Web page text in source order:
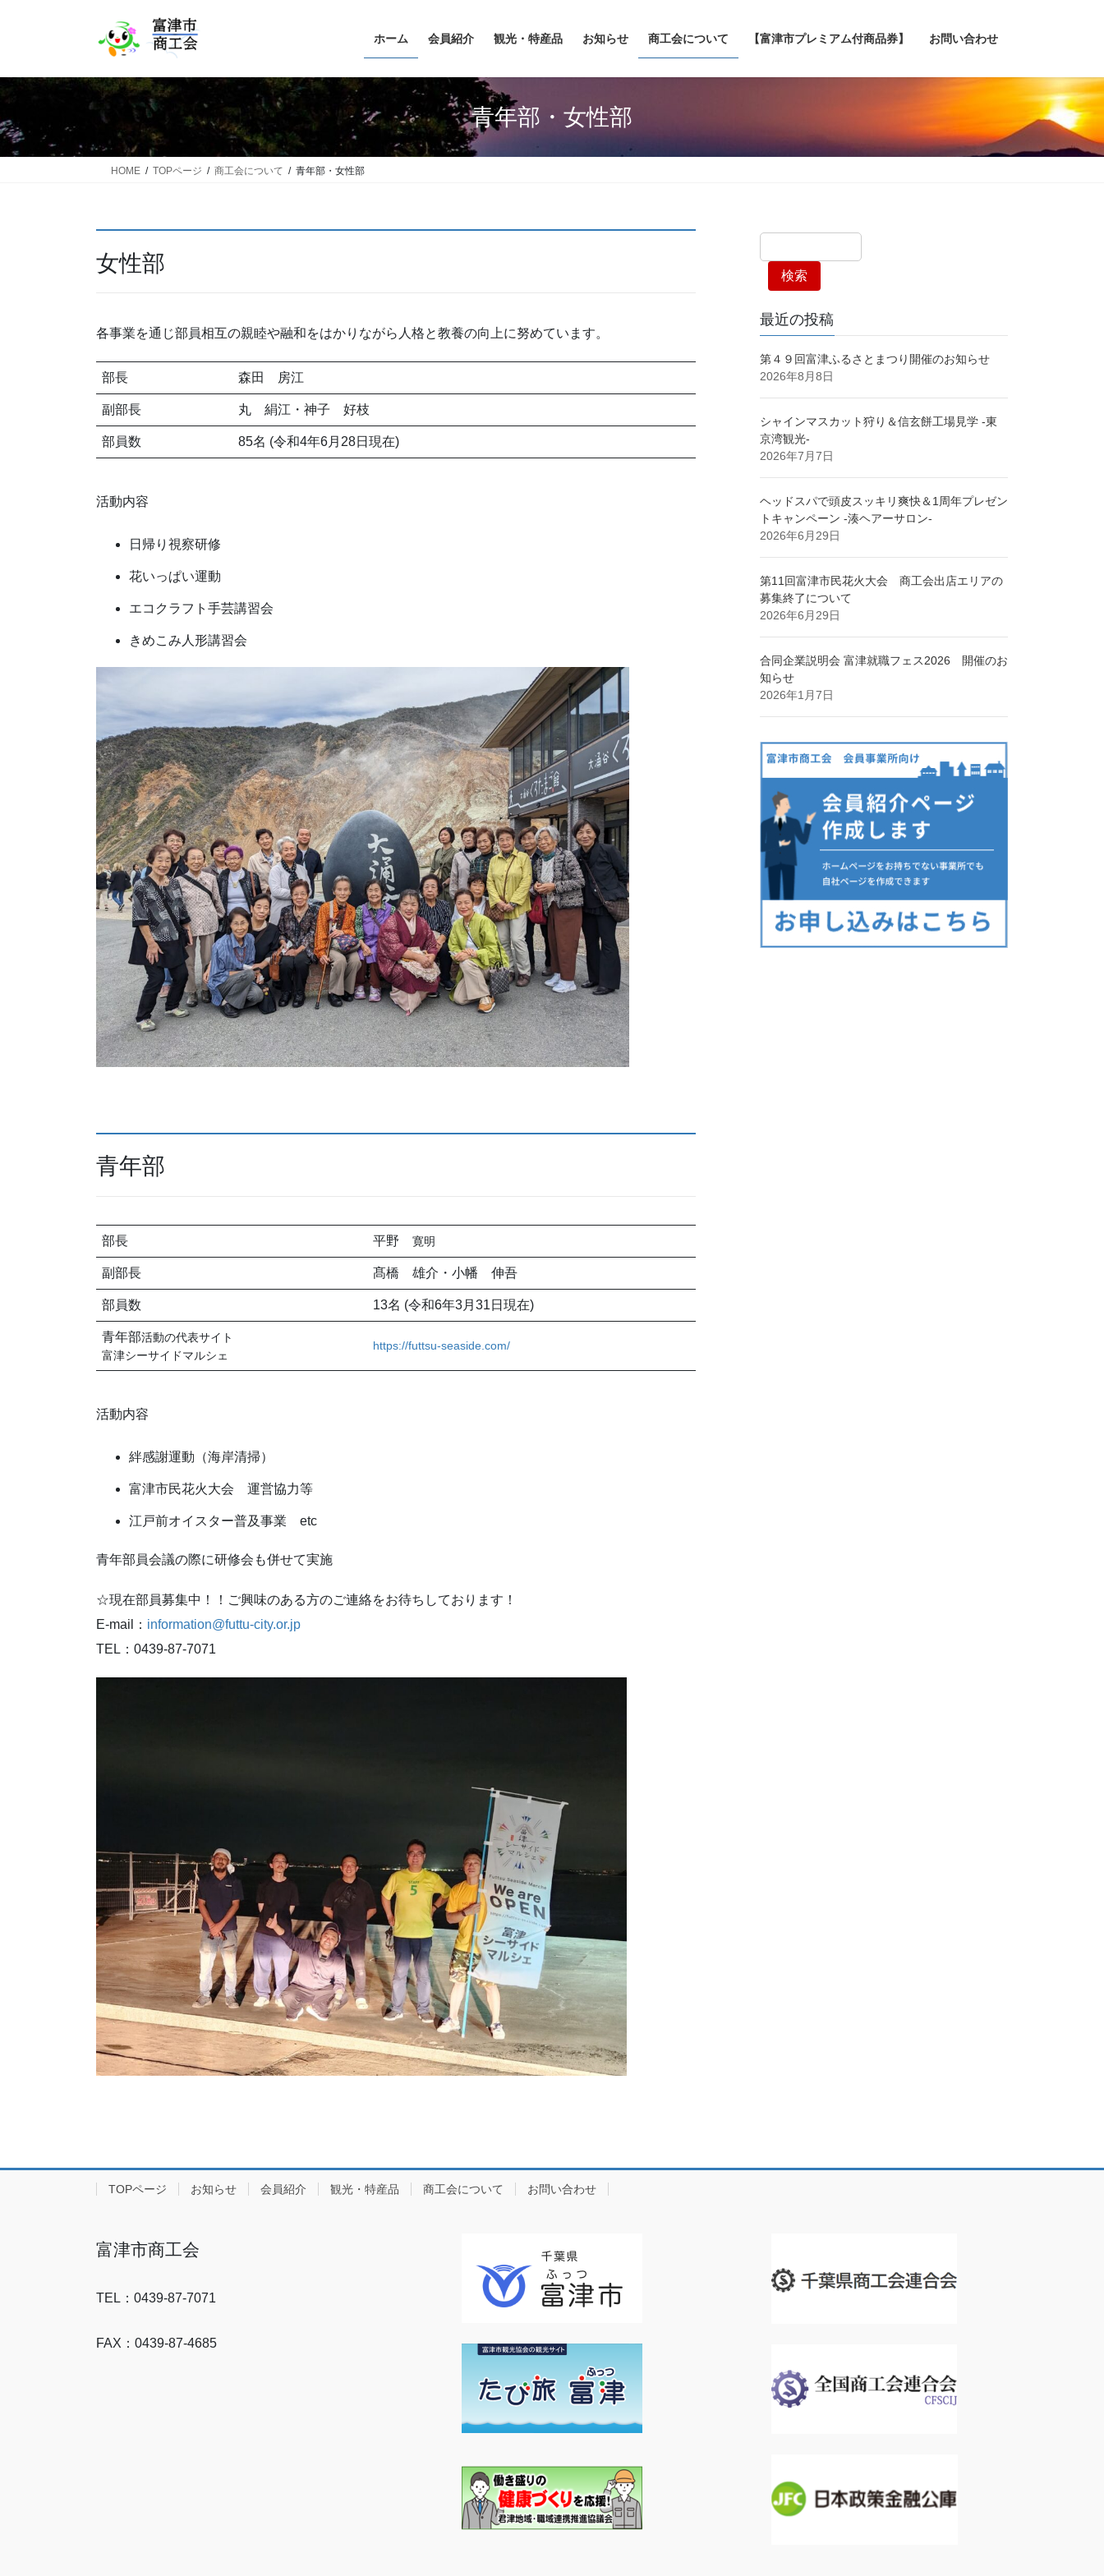
ス
キ
ン
に
ホーム 会員紹介 観光・特産品 お知らせ 商工会について 【富津市プレミアム付商品券】 お問い合わせ
青年部・女性部
HOME TOPページ 商工会について 青年部・女性部
女性部
各事業を通じ部員相互の親睦や融和をはかりながら人格と教養の向上に努めています。
部長 森田 房江
副部長 丸 絹江・神子 好枝
部員数 85名 (令和4年6月28日現在)
活動内容
日帰り視察研修
花いっぱい運動
エコクラフト手芸講習会
きめこみ人形講習会
青年部
部長 平野 寛明
副部長 髙橋 雄介・小幡 伸吾
部員数 13名 (令和6年3月31日現在)
青年部活動の代表サイト
富津シーサイドマルシェ
https://futtsu-seaside.com/
活動内容
絆感謝運動（海岸清掃）
富津市民花火大会 運営協力等
江戸前オイスター普及事業 etc
青年部員会議の際に研修会も併せて実施
☆現在部員募集中！！ご興味のある方のご連絡をお待ちしております！
E-mail： information@futtu-city.or.jp
TEL：0439-87-7071
検索
最近の投稿
第４９回富津ふるさとまつり開催のお知らせ
2026年8月8日
シャインマスカット狩り＆信玄餅工場見学 -東
京湾観光-
2026年7月7日
ヘッドスパで頭皮スッキリ爽快＆1周年プレゼン
トキャンペーン -湊ヘアーサロン-
2026年6月29日
第11回富津市民花火大会 商工会出店エリアの
募集終了について
2026年6月29日
合同企業説明会 富津就職フェス2026 開催のお
知らせ
2026年1月7日
TOPページ お知らせ 会員紹介 観光・特産品 商工会について お問い合わせ
富津市商工会
TEL：0439-87-7071
FAX：0439-87-4685